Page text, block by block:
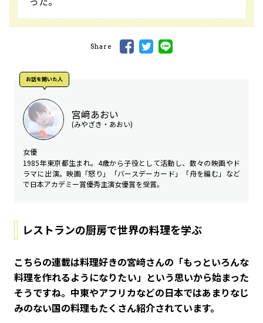
Share
お話を聞いた⼈
宮﨑あおい
(みやざき・あおい)
女優
1985年東京都生まれ。4歳から子役として活動し、数々の映画やド
ラマに出演。映画「怒り」「バースデーカード」「舟を編む」など
で日本アカデミー賞優秀主演女優賞を受賞。
レストランの厨房で世界の料理を学ぶ
――こちらの連載は料理好きの宮﨑さんの「もっといろんな
料理を作れるようになりたい」という思いから始まった
そうですね。中東やアフリカなどの日本ではあまりなじ
みのない国の料理もたくさん紹介されています。